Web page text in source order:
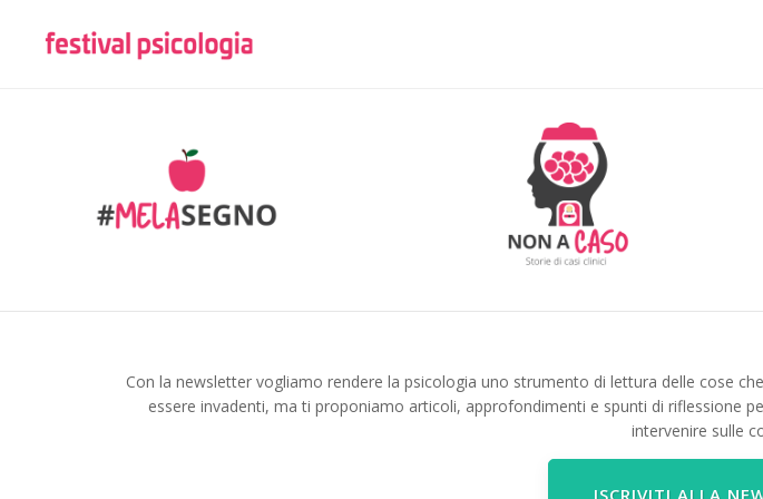
Con la newsletter vogliamo rendere la psicologia uno strumento di lettura delle cose
essere invadenti, ma ti proponiamo articoli, approfondimenti e spunti di riflessione
intervenire sulle
ISCRIVITI ALLA